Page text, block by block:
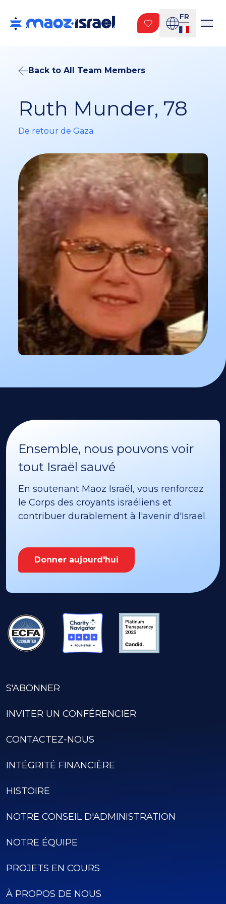
FR
Back to All Team Members
Ruth Munder, 78
De retour de Gaza
Ensemble, nous pouvons voir
tout Israël sauvé
En soutenant Maoz Israël, vous renforcez
le Corps des croyants israéliens et
contribuer durablement à l'avenir d'Israël.
Donner aujourd'hui
S'ABONNER
INVITER UN CONFÉRENCIER
CONTACTEZ-NOUS
INTÉGRITÉ FINANCIÈRE
HISTOIRE
NOTRE CONSEIL D'ADMINISTRATION
NOTRE ÉQUIPE
PROJETS EN COURS
À PROPOS DE NOUS